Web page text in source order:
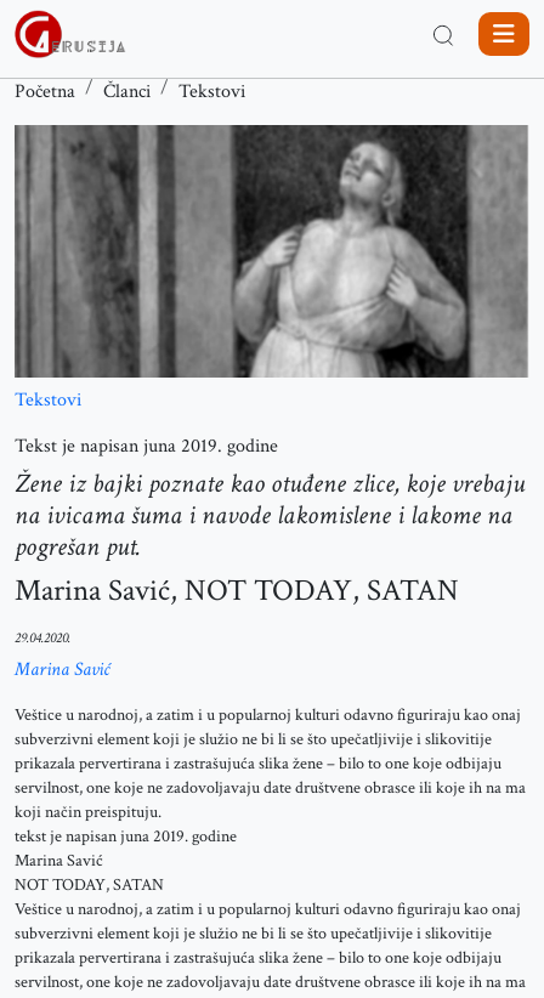
Početna Članci Tekstovi
Tekstovi
Tekst je napisan juna 2019. godine
Žene iz bajki poznate kao otuđene zlice, koje vrebaju
na ivicama šuma i navode lakomislene i lakome na
pogrešan put.
Marina Savić, NOT TODAY, SATAN
29.04.2020.
Marina Savić
Veštice u narodnoj, a zatim i u popularnoj kulturi odavno figuriraju kao onaj
subverzivni element koji je služio ne bi li se što upečatljivije i slikovitije
prikazala pervertirana i zastrašujuća slika žene – bilo to one koje odbijaju
servilnost, one koje ne zadovoljavaju date društvene obrasce ili koje ih na ma
koji način preispituju.
tekst je napisan juna 2019. godine
Marina Savić
NOT TODAY, SATAN
Veštice u narodnoj, a zatim i u popularnoj kulturi odavno figuriraju kao onaj
subverzivni element koji je služio ne bi li se što upečatljivije i slikovitije
prikazala pervertirana i zastrašujuća slika žene – bilo to one koje odbijaju
servilnost, one koje ne zadovoljavaju date društvene obrasce ili koje ih na ma